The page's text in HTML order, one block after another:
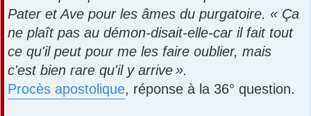
Pater et Ave pour les âmes du purgatoire. « Ça
ne plaît pas au démon-disait‑elle-car il fait tout
ce qu'il peut pour me les faire oublier, mais
c'est bien rare qu'il y ar­rive ».
Procès apostolique, réponse à la 36° question.